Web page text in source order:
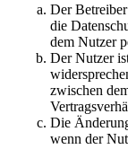
Der
die
dem Nutzer
Der Nutzer
zwischen
Die
wenn der